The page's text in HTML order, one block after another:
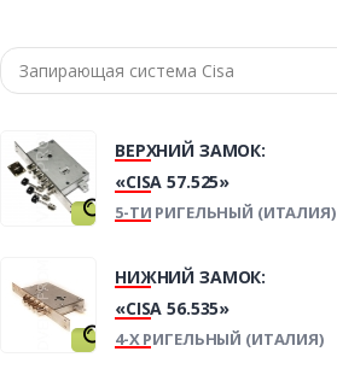
ВЕРХНИЙ ЗАМОК:
«CISA 57.525»
5-ТИ РИГЕЛЬНЫЙ (ИТАЛИЯ)
НИЖНИЙ ЗАМОК:
«CISA 56.535»
4-Х РИГЕЛЬНЫЙ (ИТАЛИЯ)